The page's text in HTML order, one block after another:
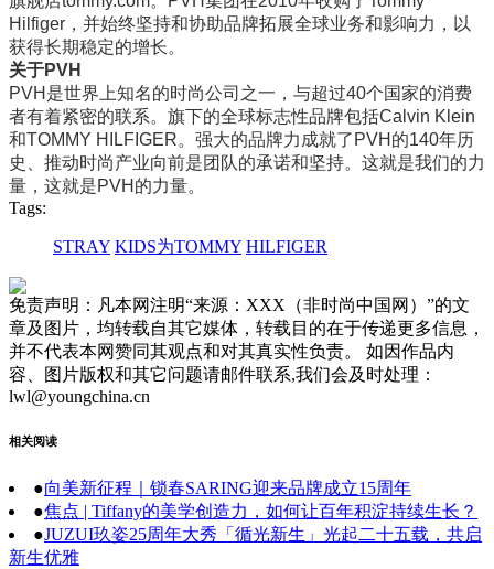
Hilfiger，并始终坚持和协助品牌拓展全球业务和影响力，以
获得长期稳定的增长。
关于PVH
PVH是世界上知名的时尚公司之一，与超过40个国家的消费
者有着紧密的联系。旗下的全球标志性品牌包括Calvin Klein
和TOMMY HILFIGER。强大的品牌力成就了PVH的140年历
史、推动时尚产业向前是团队的承诺和坚持。这就是我们的力
量，这就是PVH的力量。
Tags:
STRAY KIDS为TOMMY HILFIGER
免责声明：凡本网注明“来源：XXX（非时尚中国网）”的文
章及图片，均转载自其它媒体，转载目的在于传递更多信息，
并不代表本网赞同其观点和对其真实性负责。 如因作品内
容、图片版权和其它问题请邮件联系,我们会及时处理：
lwl@youngchina.cn
相关阅读
●向美新征程｜锁春SARING迎来品牌成立15周年
●焦点 | Tiffany的美学创造力，如何让百年积淀持续生长？
●JUZUI玖姿25周年大秀「循光新生」光起二十五载，共启
新生优雅